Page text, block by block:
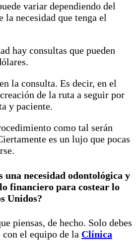
variar dependiendo del
la necesidad que tenga el
hay consultas que pueden
la consulta. Es decir, en el
de la ruta a seguir por
y paciente.
como tal serán
es un lujo que pocas
una necesidad odontológica y
financiero para costear lo
Unidos?
piensas, de hecho. Solo debes
el equipo de la Clínica